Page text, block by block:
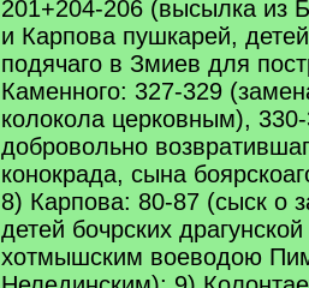
201+204-206 (высылка из
и Карпова пушкарей,
подячаго в Змиев для
Каменного: 327-329
колокола церковным),
добровольно
конокрада, сына
8) Карпова: 80-87 (сыск о
детей бочрских
хотмышским воеводою